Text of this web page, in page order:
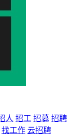
人 招工 招募 招聘
找工作 云招聘